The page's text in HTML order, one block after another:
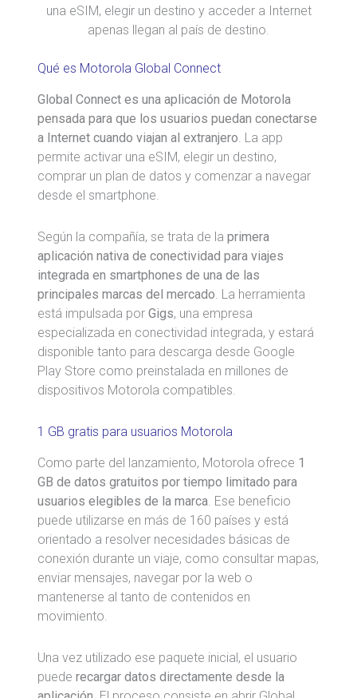
una eSIM, elegir un destino y acceder a Internet
apenas llegan al país de destino.
Qué es Motorola Global Connect
Global Connect es una aplicación de Motorola
pensada para que los usuarios puedan conectarse
a Internet cuando viajan al extranjero . La app
permite activar una eSIM, elegir un destino,
comprar un plan de datos y comenzar a navegar
desde el smartphone.
Según la compañía, se trata de laprimera
aplicación nativa de conectividad para viajes
integrada en smartphones de una de las
principales marcas del mercado . La herramienta
está impulsada porGigs, una empresa
especializada en conectividad integrada, y estará
disponible tanto para descarga desde Google
Play Store como preinstalada en millones de
dispositivos Motorola compatibles.
1 GB gratis para usuarios Motorola
Como parte del lanzamiento, Motorola ofrece 1
GB de datos gratuitos por tiempo limitado para
usuarios elegibles de la marca . Ese beneficio
puede utilizarse en más de 160 países y está
orientado a resolver necesidades básicas de
conexión durante un viaje, como consultar mapas,
enviar mensajes, navegar por la web o
mantenerse al tanto de contenidos en
movimiento.
Una vez utilizado ese paquete inicial, el usuario
puederecargar datos directamente desde la